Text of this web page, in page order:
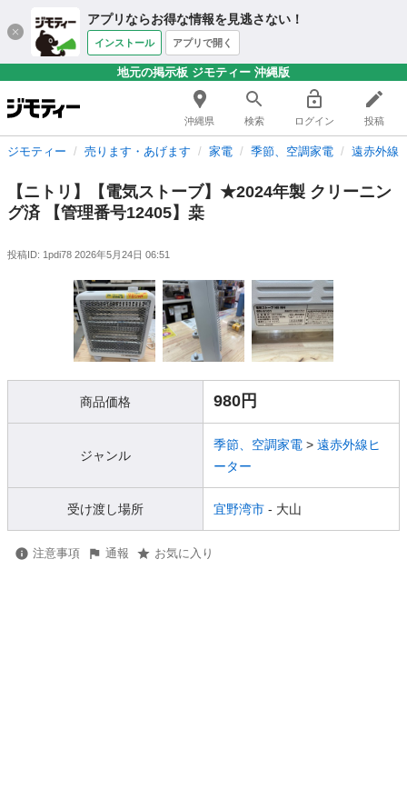
アプリならお得な情報を見逃さない！
インストール アプリで開く
地元の掲示板 ジモティー 沖縄版
沖縄県 検索 ログイン 投稿
ジモティー 売ります・あげます 家電 季節、空調家電 遠赤外線
【ニトリ】【電気ストーブ】★2024年製 クリーニン
グ済 【管理番号12405】桒
投稿ID: 1pdi78 2026年5月24日 06:51
商品価格 980円
ジャンル
季節、空調家電 > 遠赤外線ヒ
ーター
受け渡し場所 宜野湾市 - 大山
注意事項 通報 お気に入り